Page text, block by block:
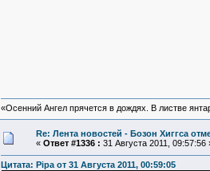
«Осенний Ангел прячется в дождях. В листве
Re: Лента новостей - Бозон Хиггса
« Ответ #1336 : 31 Августа 2011, 09:57:56
Цитата: Pipa от 31 Августа 2011, 00:59:05